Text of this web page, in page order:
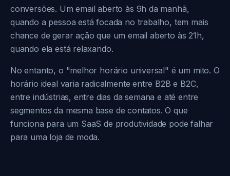
conversões. Um email aberto às 9h da manhã,
quando a pessoa está focada no trabalho, tem mais
chance de gerar ação que um email aberto às 21h,
quando ela está relaxando.
No entanto, o "melhor horário universal" é um mito. O
horário ideal varia radicalmente entre B2B e B2C,
entre indústrias, entre dias da semana e até entre
segmentos da mesma base de contatos. O que
funciona para um SaaS de produtividade pode falhar
para uma loja de moda.